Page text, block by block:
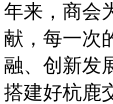
年来，商会
献，每一次
融、创新发
搭建好杭鹿